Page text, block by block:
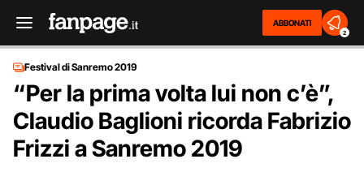
ABBONATI
2
Festival di Sanremo 2019
“Per la prima volta lui non c’è”,
Claudio Baglioni ricorda Fabrizio
Frizzi a Sanremo 2019